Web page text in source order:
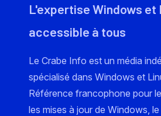
L'expertise Windows et
accessible à tous
Le Crabe Info est un média
spécialisé dans Windows et
Référence francophone pour
les mises à jour de Windows,